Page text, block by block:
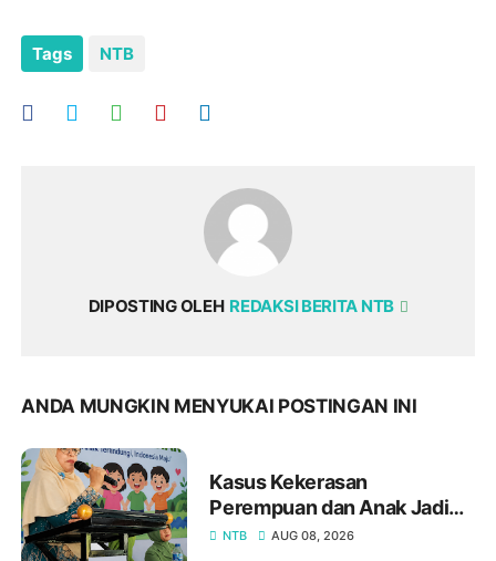
Tags NTB
DIPOSTING OLEH REDAKSI BERITA NTB
ANDA MUNGKIN MENYUKAI POSTINGAN INI
Kasus Kekerasan
Perempuan dan Anak Jadi
Sorotan, Ketua LPA Bima:
NTB AUG 08, 2026